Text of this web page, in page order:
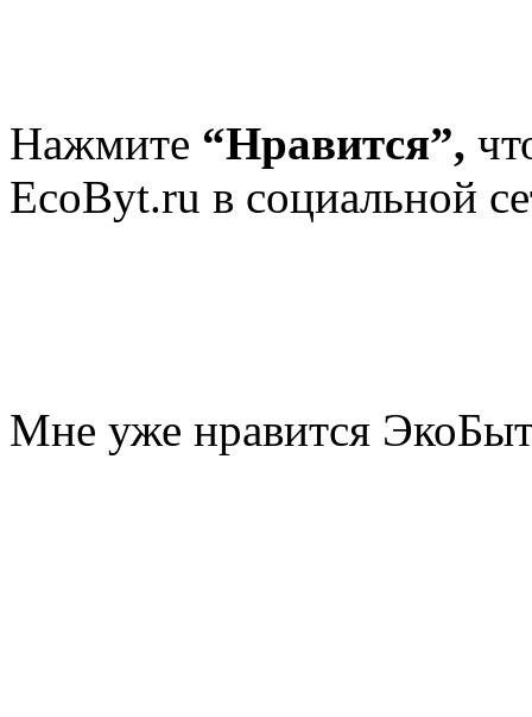
Нажмите “Нравится”,
EcoByt.ru в социальной
Мне уже нравится